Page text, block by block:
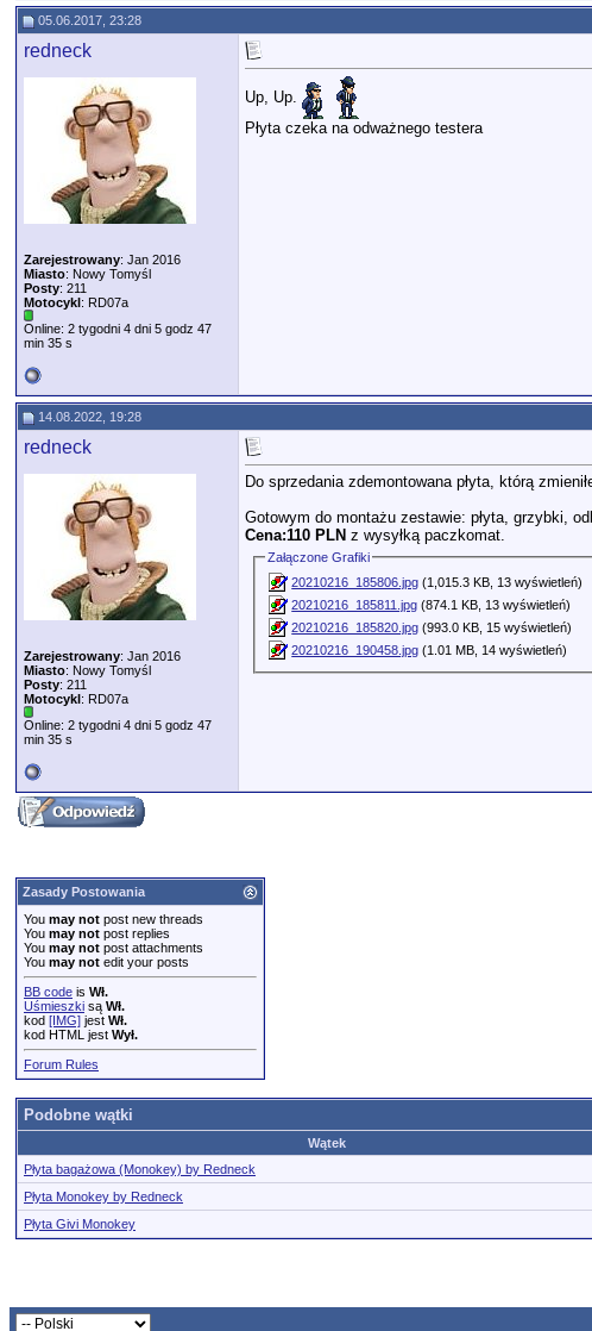
05.06.2017, 23:28
redneck
Zarejestrowany: Jan 2016
Miasto: Nowy Tomyśl
Posty: 211
Motocykl: RD07a
Online: 2 tygodni 4 dni 5 godz 47
min 35 s
Up, Up.
Płyta czeka na odważnego testera
14.08.2022, 19:28
redneck
Zarejestrowany: Jan 2016
Miasto: Nowy Tomyśl
Posty: 211
Motocykl: RD07a
Online: 2 tygodni 4 dni 5 godz 47
min 35 s
Do sprzedania zdemontowana płyta, którą
Gotowym do montażu zestawie: płyta, grzybki,
Cena:110 PLN z wysyłką paczkomat.
Załączone Grafiki
20210216_185806.jpg (1,015.3 KB, 13 wyświetleń)
20210216_185811.jpg (874.1 KB, 13 wyświetleń)
20210216_185820.jpg (993.0 KB, 15 wyświetleń)
20210216_190458.jpg (1.01 MB, 14 wyświetleń)
Zasady Postowania
You may not post new threads
You may not post replies
You may not post attachments
You may not edit your posts
BB code is Wł.
Uśmieszki są Wł.
kod [IMG] jest Wł.
kod HTML jest Wył.
Forum Rules
Podobne wątki
Wątek
Płyta bagażowa (Monokey) by Redneck
Płyta Monokey by Redneck
Płyta Givi Monokey